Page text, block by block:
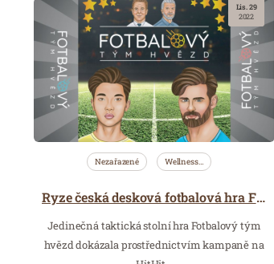
Nezařazené Wellness…
Ryze česká desková fotbalová hra FOTBALOVÝ TÝM HVĚZD vstupuje na trh
Jedinečná taktická stolní hra Fotbalový tým
hvězd dokázala prostřednictvím kampaně na
Lis. 29
2022